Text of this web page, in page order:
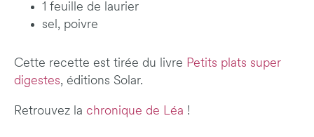
1 feuille de laurier
sel, poivre
Cette recette est tirée du livre Petits plats super
digestes, éditions Solar.
Retrouvez la chronique de Léa !